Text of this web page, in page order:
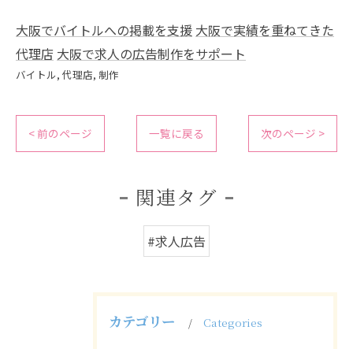
大阪でバイトルへの掲載を支援 大阪で実績を重ねてきた
代理店 大阪で求人の広告制作をサポート
バイトル 代理店 制作
< 前のページ 一覧に戻る 次のページ >
関連タグ
#求人広告
カテゴリー Categories